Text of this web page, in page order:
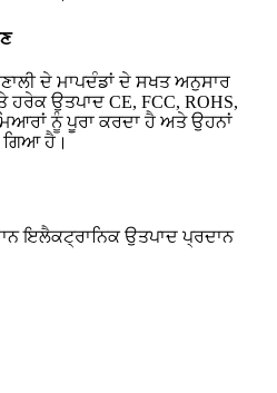
ਦੇ ਮਾਪਦੰਡਾਂ ਦੇ ਸਖਤ ਅਨੁਸਾਰ
ਉਤਪਾਦ CE, FCC, ROHS,
ਨੂੰ ਪੂਰਾ ਕਰਦਾ ਹੈ ਅਤੇ ਉਹਨਾਂ
ਗਿਆ ਹੈ।
ਇਲੈਕਟ੍ਰਾਨਿਕ ਉਤਪਾਦ ਪ੍ਰਦਾਨ